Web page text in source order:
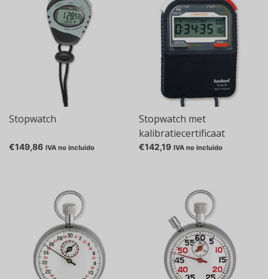
Stopwatch
€149,86 IVA no incluido
Stopwatch met
kalibratiecertificaat
€142,19 IVA no incluido